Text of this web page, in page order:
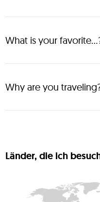
Organizing and Guiding
What is your
Wildlife Safaris, Trekking,
Why are you
To explorer the World, as
Länder, die ich